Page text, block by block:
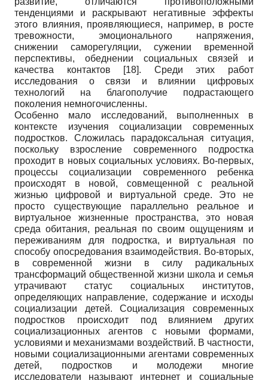
тенденциями и раскрывают негативные эффекты
этого влияния, проявляющиеся, например, в росте
тревожности, эмоционального напряжения,
снижении саморегуляции, сужении временной
перспективы, обеднении социальных связей и
качества контактов
[18]. Среди этих работ
исследования о связи и влиянии цифровых
технологий на благополучие подрастающего
поколения немногочисленны.
Особенно мало исследований, выполненных в
контексте изучения социализации современных
подростков. Сложилась парадоксальная ситуация,
поскольку взросление современного подростка
проходит в новых социальных условиях. Во-первых,
процессы социализации современного ребенка
происходят в новой, совмещенной с реальной
жизнью цифровой и виртуальной среде. Это не
просто существующие параллельно реальное и
виртуальное жизненные пространства, это новая
среда обитания, реальная по своим ощущениям и
переживаниям для подростка, и виртуальная по
способу опосредования взаимодействия. Во-вторых,
в современной жизни в силу радикальных
трансформаций общественной жизни школа и семья
утрачивают статус социальных институтов,
определяющих направление, содержание и исходы
социализации детей. Социализация современных
подростков происходит под влиянием других
социализационных агентов с новыми формами,
условиями и механизмами воздействий. В частности,
новыми социализационными агентами современных
детей, подростков и молодежи многие
исследователи называют интернет и социальные